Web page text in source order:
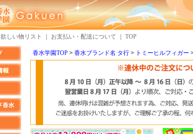
欲しい物リスト お支払い・配送について TOP
香水学園TOP 香水ブランド名 タ行 トミーヒルフィガー